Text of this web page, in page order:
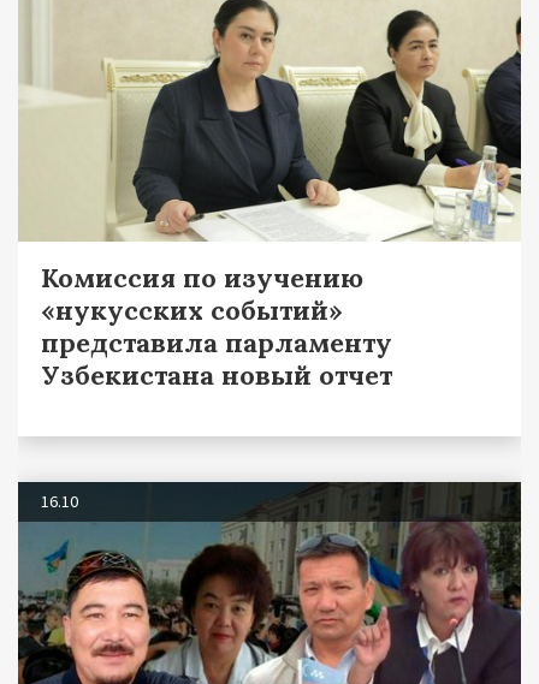
Комиссия по изучению
«нукусских событий»
представила парламенту
Узбекистана новый отчет
16.10